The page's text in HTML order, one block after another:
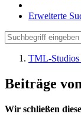
Erweiterte
TML-
Beiträge
Wir schließen